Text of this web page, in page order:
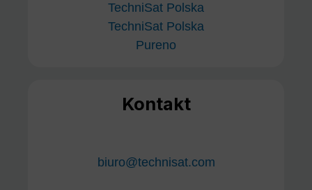
TechniSat Polska
TechniSat Polska
Pureno
Kontakt
biuro@technisat.com